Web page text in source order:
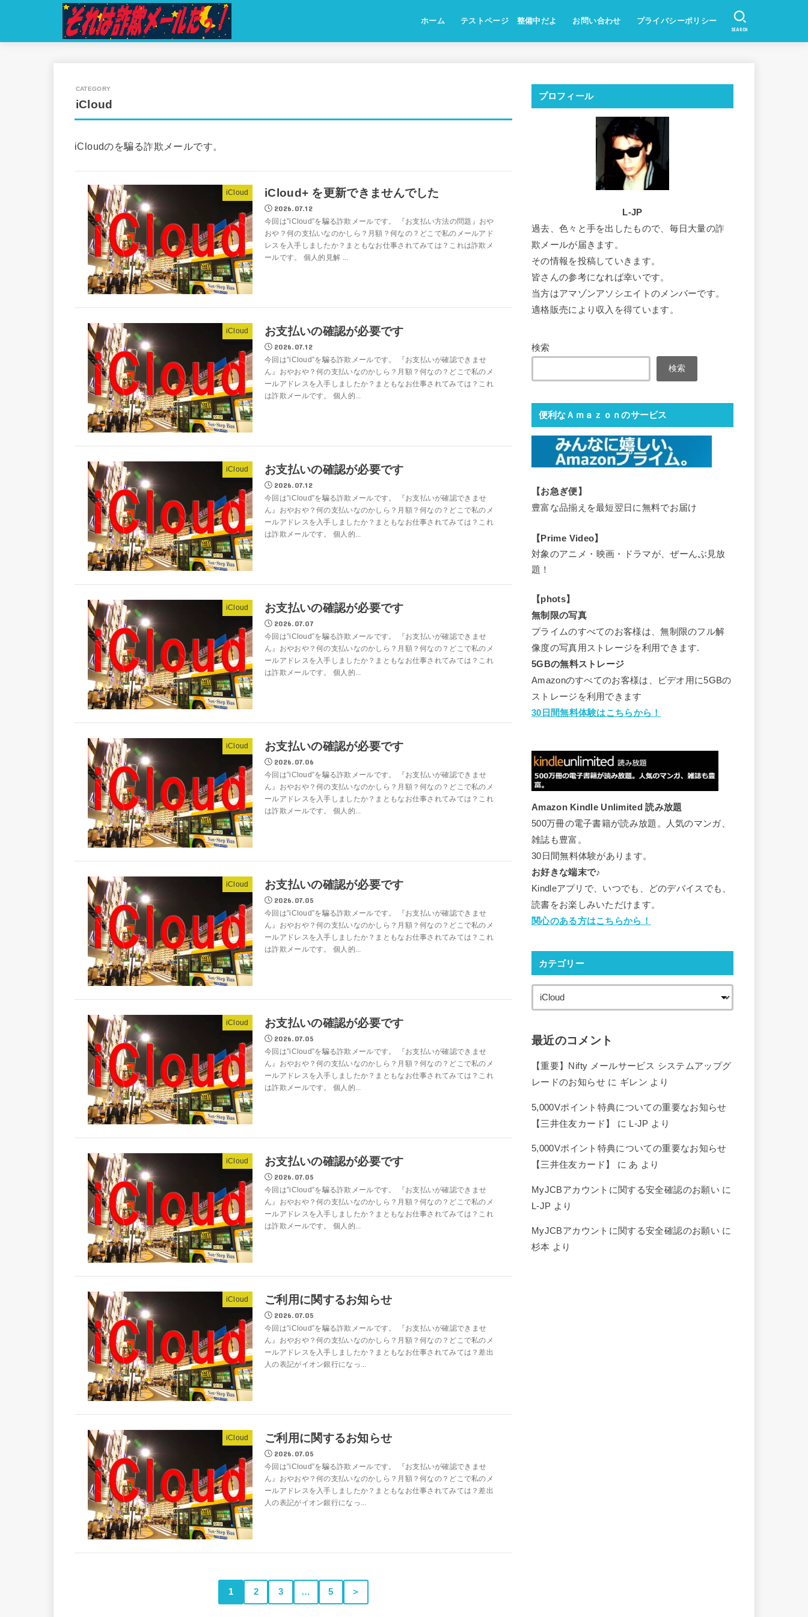
ホーム テストページ 整備中だよ お問い合わせ プライバシーポリシー
SEARCH
iCloud
iCloudのを騙る詐欺メールです。
iCloud iCloud+ を更新できませんでした
2026.07.12
今回は”iCloud”を騙る詐欺メールです。 『お支払い方法の問題』おや
おや？何の支払いなのかしら？月額？何なの？どこで私のメールアド
レスを入手しましたか？まともなお仕事されてみては？これは詐欺メ
ールです。 個人的見解 ...
iCloud お支払いの確認が必要です
2026.07.12
今回は”iCloud”を騙る詐欺メールです。 『お支払いが確認できませ
ん』おやおや？何の支払いなのかしら？月額？何なの？どこで私のメ
ールアドレスを入手しましたか？まともなお仕事されてみては？これ
は詐欺メールです。 個人的...
iCloud お支払いの確認が必要です
2026.07.12
今回は”iCloud”を騙る詐欺メールです。 『お支払いが確認できませ
ん』おやおや？何の支払いなのかしら？月額？何なの？どこで私のメ
ールアドレスを入手しましたか？まともなお仕事されてみては？これ
は詐欺メールです。 個人的...
iCloud お支払いの確認が必要です
2026.07.07
今回は”iCloud”を騙る詐欺メールです。 『お支払いが確認できませ
ん』おやおや？何の支払いなのかしら？月額？何なの？どこで私のメ
ールアドレスを入手しましたか？まともなお仕事されてみては？これ
は詐欺メールです。 個人的...
iCloud お支払いの確認が必要です
2026.07.06
今回は”iCloud”を騙る詐欺メールです。 『お支払いが確認できませ
ん』おやおや？何の支払いなのかしら？月額？何なの？どこで私のメ
ールアドレスを入手しましたか？まともなお仕事されてみては？これ
は詐欺メールです。 個人的...
iCloud お支払いの確認が必要です
2026.07.05
今回は”iCloud”を騙る詐欺メールです。 『お支払いが確認できませ
ん』おやおや？何の支払いなのかしら？月額？何なの？どこで私のメ
ールアドレスを入手しましたか？まともなお仕事されてみては？これ
は詐欺メールです。 個人的...
iCloud お支払いの確認が必要です
2026.07.05
今回は”iCloud”を騙る詐欺メールです。 『お支払いが確認できませ
ん』おやおや？何の支払いなのかしら？月額？何なの？どこで私のメ
ールアドレスを入手しましたか？まともなお仕事されてみては？これ
は詐欺メールです。 個人的...
iCloud お支払いの確認が必要です
2026.07.05
今回は”iCloud”を騙る詐欺メールです。 『お支払いが確認できませ
ん』おやおや？何の支払いなのかしら？月額？何なの？どこで私のメ
ールアドレスを入手しましたか？まともなお仕事されてみては？これ
は詐欺メールです。 個人的...
iCloud ご利用に関するお知らせ
2026.07.05
今回は”iCloud”を騙る詐欺メールです。 『お支払いが確認できませ
ん』おやおや？何の支払いなのかしら？月額？何なの？どこで私のメ
ールアドレスを入手しましたか？まともなお仕事されてみては？差出
人の表記がイオン銀行になっ...
iCloud ご利用に関するお知らせ
2026.07.05
今回は”iCloud”を騙る詐欺メールです。 『お支払いが確認できませ
ん』おやおや？何の支払いなのかしら？月額？何なの？どこで私のメ
ールアドレスを入手しましたか？まともなお仕事されてみては？差出
人の表記がイオン銀行になっ...
1 2 3 … 5 ＞
プロフィール
L-JP
過去、色々と手を出したもので、毎日大量の詐
欺メールが届きます。
その情報を投稿していきます。
皆さんの参考になれば幸いです。
当方はアマゾンアソシエイトのメンバーです。
適格販売により収入を得ています。
検索
検索
便利なＡｍａｚｏｎのサービス
【お急ぎ便】
豊富な品揃えを最短翌日に無料でお届け
【Prime Video】
対象のアニメ・映画・ドラマが、ぜーんぶ見放
題！
【phots】
無制限の写真
プライムのすべてのお客様は、無制限のフル解
像度の写真用ストレージを利用できます.
5GBの無料ストレージ
Amazonのすべてのお客様は、ビデオ用に5GBの
ストレージを利用できます
30日間無料体験はこちらから！
Amazon Kindle Unlimited 読み放題
500万冊の電子書籍が読み放題。人気のマンガ、
雑誌も豊富。
30日間無料体験があります。
お好きな端末で♪
Kindleアプリで、いつでも、どのデバイスでも、
読書をお楽しみいただけます。
関心のある方はこちらから！
カテゴリー
最近のコメント
【重要】Nifty メールサービス システムアップグ
レードのお知らせに ギレン より
5,000Vポイント特典についての重要なお知らせ
【三井住友カード】
に L-JP より
5,000Vポイント特典についての重要なお知らせ
【三井住友カード】
に あ より
MyJCBアカウントに関する安全確認のお願い に
L-JP より
MyJCBアカウントに関する安全確認のお願い に
杉本 より